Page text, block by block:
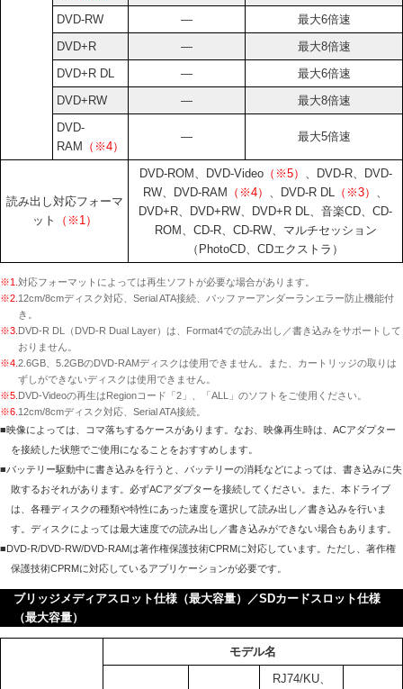
DVD-RW ―
最大6倍速
DVD+R
―
最大8倍速
DVD+R DL
―
最大6倍速
DVD+RW
―
最大8倍速
DVD-
RAM
（※4）
― 最大5倍速
読み出し対応フォーマ
ット
（※1）
DVD-ROM、DVD-Video（※5）
、DVD-R、DVD-
RW、DVD-RAM
（※4） 、DVD-R DL （※3）
DVD+R、DVD+RW、DVD+R DL、音楽CD、CD-
ROM、CD-R、CD-RW、マルチセッション
（PhotoCD、CDエクストラ）
※1. 対応フォーマットによっては再生ソフトが必要な場合があります。
※2. 12cm/8cmディスク対応、Serial ATA接続、バッファーアンダーランエラー防止機能付
き。
※3. DVD-R DL（DVD-R Dual Layer）は、Format4での読み出し／書き込みをサポートして
おりません。
※4. 2.6GB、5.2GBのDVD-RAMディスクは使用できません。また、カートリッジの取りは
ずしができないディスクは使用できません。
※5. DVD-Videoの再生はRegionコード「2」、「ALL」のソフトをご使用ください。
※6. 12cm/8cmディスク対応、Serial ATA接続。
■映像によっては、コマ落ちするケースがあります。なお、映像再生時は、ACアダプター
を接続した状態でご使用になることをおすすめします。
■バッテリー駆動中に書き込みを行うと、バッテリーの消耗などによっては、書き込みに失
敗するおそれがあります。必ずACアダプターを接続してください。また、本ドライブ
は、各種ディスクの種類や特性にあった速度を選択して読み出し／書き込みを行いま
す。ディスクによっては最大速度での読み出し／書き込みができない場合もあります。
■DVD-R/DVD-RW/DVD-RAMは著作権保護技術CPRMに対応しています。ただし、著作権
保護技術CPRMに対応しているアプリケーションが必要です。
ブリッジメディアスロット仕様（最大容量）／SDカードスロット仕様
（最大容量）
モデル名
RJ74/KU、